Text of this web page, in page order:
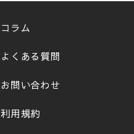
コラム
よくある質問
お問い合わせ
利用規約